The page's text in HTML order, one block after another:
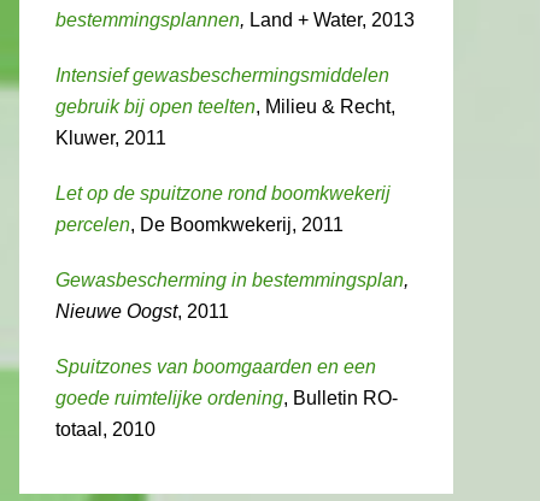
bestemmingsplannen, Land + Water, 2013
Intensief gewasbeschermingsmiddelen
gebruik bij open teelten, Milieu & Recht,
Kluwer, 2011
Let op de spuitzone rond boomkwekerij
percelen, De Boomkwekerij, 2011
Gewasbescherming in bestemmingsplan,
Nieuwe Oogst, 2011
Spuitzones van boomgaarden en een
goede ruimtelijke ordening, Bulletin RO-
totaal, 2010